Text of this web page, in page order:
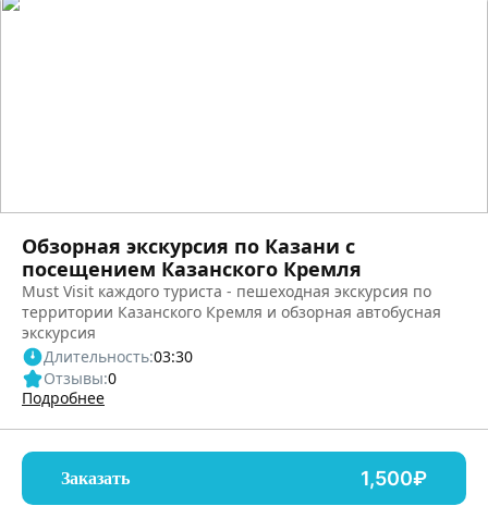
Обзорная экскурсия по Казани с
посещением Казанского Кремля
Must Visit каждого туриста - пешеходная экскурсия по
территории Казанского Кремля и обзорная автобусная
экскурсия
Длительность:03:30
Отзывы:0
Подробнее
Заказать 1,500₽